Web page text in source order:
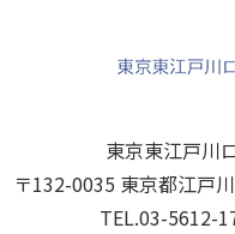
東京東江戸川
〒132-0035 東京都江戸
TEL.03-5612-